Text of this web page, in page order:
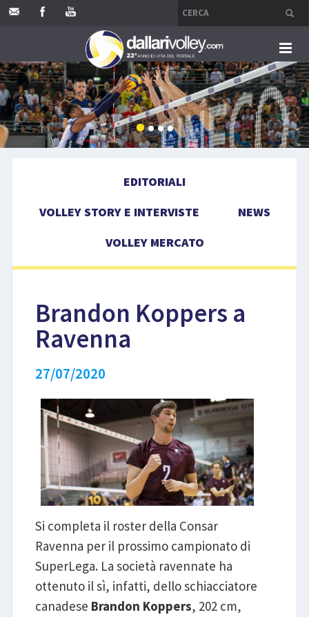
HOME
EDITORIALI
VOLLEY MERCATO
COMPETIZIONI
EVENTI
EDITORIALI
VOLLEY STORY E INTERVISTE
NEWS
VOLLEY MERCATO
Brandon Koppers a
Ravenna
27/07/2020
Si completa il roster della Consar
Ravenna per il prossimo campionato di
SuperLega. La società ravennate ha
ottenuto il sì, infatti, dello schiacciatore
canadese Brandon Koppers, 202 cm,